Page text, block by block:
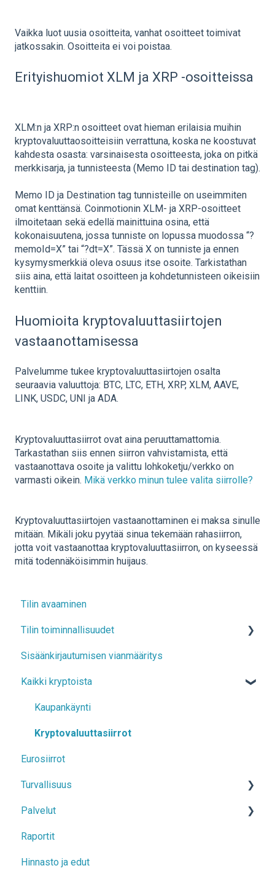
Vaikka luot uusia osoitteita, vanhat osoitteet toimivat
jatkossakin. Osoitteita ei voi poistaa.
Erityishuomiot XLM ja XRP -osoitteissa
XLM:n ja XRP:n osoitteet ovat hieman erilaisia muihin
kryptovaluuttaosoitteisiin verrattuna, koska ne koostuvat
kahdesta osasta: varsinaisesta osoitteesta, joka on pitkä
merkkisarja, ja tunnisteesta (Memo ID tai destination tag).
Memo ID ja Destination tag tunnisteille on useimmiten
omat kenttänsä. Coinmotionin XLM- ja XRP-osoitteet
ilmoitetaan sekä edellä mainittuina osina, että
kokonaisuutena, jossa tunniste on lopussa muodossa “?
memoId=X” tai “?dt=X”. Tässä X on tunniste ja ennen
kysymysmerkkiä oleva osuus itse osoite. Tarkistathan
siis aina, että laitat osoitteen ja kohdetunnisteen oikeisiin
kenttiin.
Huomioita kryptovaluuttasiirtojen
vastaanottamisessa
Palvelumme tukee kryptovaluuttasiirtojen osalta
seuraavia valuuttoja: BTC, LTC, ETH, XRP, XLM, AAVE,
LINK, USDC, UNI ja ADA.
Kryptovaluuttasiirrot ovat aina peruuttamattomia.
Tarkastathan siis ennen siirron vahvistamista, että
vastaanottava osoite ja valittu lohkoketju/verkko on
varmasti oikein. Mikä verkko minun tulee valita siirrolle?
Kryptovaluuttasiirtojen vastaanottaminen ei maksa sinulle
mitään. Mikäli joku pyytää sinua tekemään rahasiirron,
jotta voit vastaanottaa kryptovaluuttasiirron, on kyseessä
mitä todennäköisimmin huijaus.
Tilin avaaminen
Tilin toiminnallisuudet
Tilin tiedot
Kaksivaiheinen todennus (2FA), kirjautuminen ja
Sisäänkirjautumisen vianmääritys
Kaikki kryptoista
Kaupankäynti
Kryptovaluuttasiirrot
Eurosiirrot
Turvallisuus
Regulaatio
Varojen alkuperä
Vinkit turvallisuudesta
Palvelut
Kuukausisäästö
Säilö
Raportit
Hinnasto ja edut